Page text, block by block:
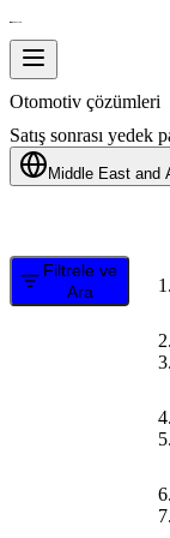
Otomotiv çözümleri
Satış sonrası yedek
Middle East and
Filtrele ve
Ara